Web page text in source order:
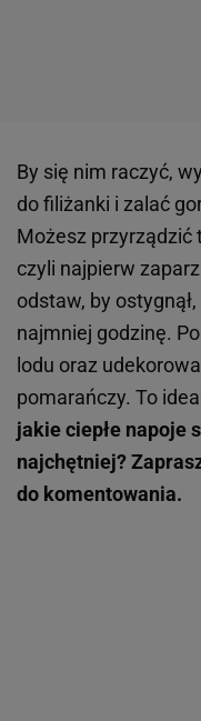
By się nim raczyć,
do filiżanki i zalać
Możesz przyrządzić
czyli najpierw
odstaw, by
najmniej godzinę.
lodu oraz
pomarańczy. To
jakie ciepłe napoje
najchętniej?
do komentowania.